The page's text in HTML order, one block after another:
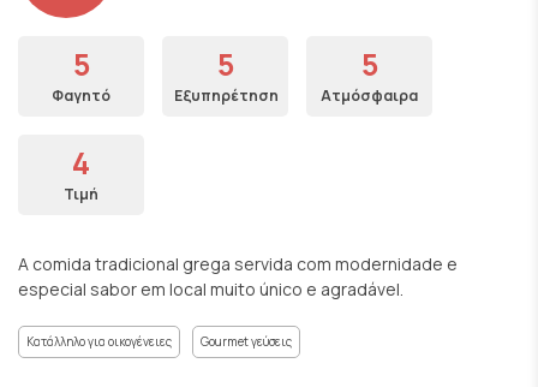
5
Φαγητό
5
Εξυπηρέτηση
5
Ατμόσφαιρα
4
Τιμή
A comida tradicional grega servida com modernidade e
especial sabor em local muito único e agradável.
Κατάλληλο για οικογένειες Gourmet γεύσεις